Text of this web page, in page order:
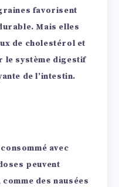
favorisent
Mais elles
de cholestérol et
le système digestif
de l’intestin.
avec
peuvent
des nausées